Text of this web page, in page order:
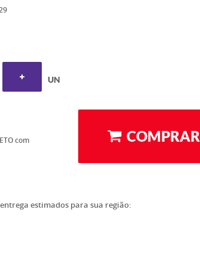
UN
com
COMPRAR
estimados para sua região: